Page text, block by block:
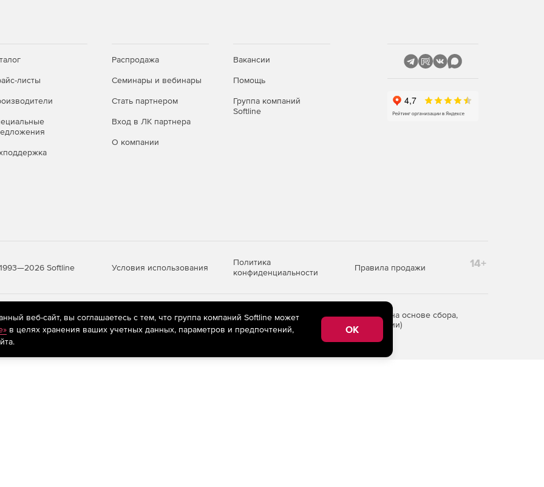
инфраструктуры.
узлы (Distributed Resource Scheduler - DRS).
ВМ.
листы
Распродажа
Семинары и вебинары
Стать партнером
Вход в ЛК партнера
О компании
Вакансии
Помощь
Группа компаний
Softline
Softline Условия использования
Политика
конфиденциальности
Правила продажи 14+
рекомендательные технологии(информационные технологии предоставления информации на основе сбора,
пользователей сети «Интернет», находящихся на территории Российской Федерации)
веб-сайт, вы соглашаетесь с тем, что группа компаний Softline может
в целях хранения ваших учетных данных, параметров и предпочтений,
OK